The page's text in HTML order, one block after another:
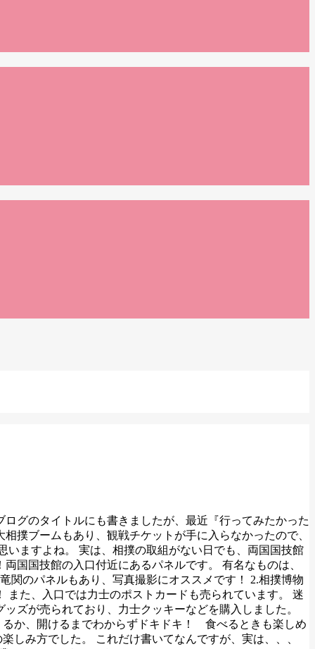
グのタイトルにも書きましたが、最近『行ってみたかった
撲ブームもあり、観戦チケットが手に入らなかったので、
ますよね。 実は、相撲の取組がない日でも、両国国技館
国国技館の入口付近にあるパネルです。 有名なものは、
関のパネルもあり、写真撮影にオススメです！ 2.相撲博物
た、入口では力士のポストカードも売られています。 迷
ズが売られており、力士クッキーなどを購入しました。
か、開けるまでわからずドキドキ！ 食べるときも楽しめ
しみ方でした。 これだけ書いてなんですが、実は、、、